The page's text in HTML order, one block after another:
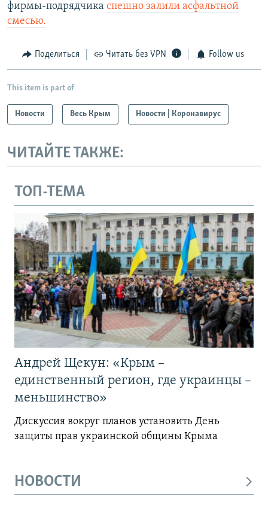
фирмы-подрядчика спешно залили асфальтной
смесью.
Поделиться Читать без VPN Follow us
This item is part of
Новости Весь Крым Новости | Коронавирус
ЧИТАЙТЕ ТАКЖЕ:
ТОП-ТЕМА
Андрей Щекун: «Крым –
единственный регион, где украинцы –
меньшинство»
Дискуссия вокруг планов установить День
защиты прав украинской общины Крыма
НОВОСТИ